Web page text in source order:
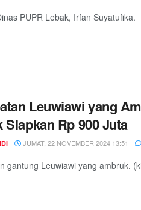
PUPR Lebak, Irfan Suyatufika.
Leuwiawi yang
Siapkan Rp 900 Juta
JUMAT, 22 NOVEMBER 2024 13:51
gantung Leuwiawi yang ambruk.